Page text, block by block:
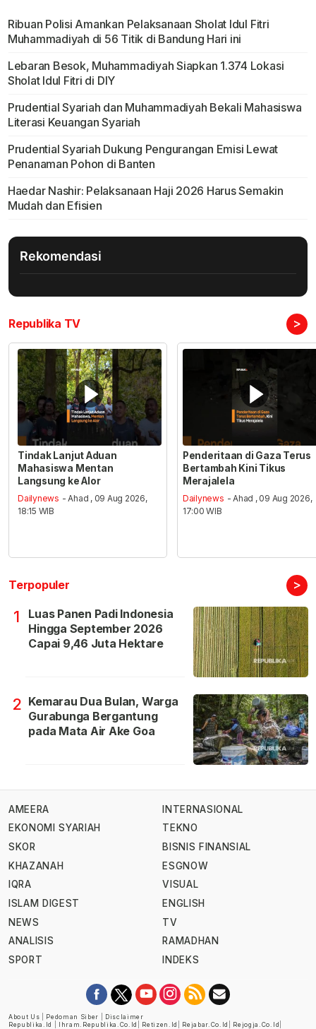
Ribuan Polisi Amankan Pelaksanaan Sholat Idul Fitri
Muhammadiyah di 56 Titik di Bandung Hari ini
Lebaran Besok, Muhammadiyah Siapkan 1.374 Lokasi
Sholat Idul Fitri di DIY
Prudential Syariah dan Muhammadiyah Bekali Mahasiswa
Literasi Keuangan Syariah
Prudential Syariah Dukung Pengurangan Emisi Lewat
Penanaman Pohon di Banten
Haedar Nashir: Pelaksanaan Haji 2026 Harus Semakin
Mudah dan Efisien
Rekomendasi
Republika TV >
Tindak Lanjut Aduan
Mahasiswa Mentan
Langsung ke Alor
Dailynews - Ahad , 09 Aug 2026,
18:15 WIB
Penderitaan di Gaza Terus
Bertambah Kini Tikus
Merajalela
Dailynews - Ahad , 09 Aug 2026,
17:00 WIB
Terpopuler >
1
Luas Panen Padi Indonesia
Hingga September 2026
Capai 9,46 Juta Hektare
2 Kemarau Dua Bulan, Warga
Gurabunga Bergantung
pada Mata Air Ake Goa
AMEERA
EKONOMI SYARIAH
SKOR
KHAZANAH
IQRA
ISLAM DIGEST
NEWS
ANALISIS
SPORT
INTERNASIONAL
TEKNO
BISNIS FINANSIAL
ESGNOW
VISUAL
ENGLISH
TV
RAMADHAN
INDEKS
About Us Pedoman Siber
Disclaimer
Republika.id
Ihram.republika.co.id Retizen.id Rejabar.co.id Rejogja.co.id